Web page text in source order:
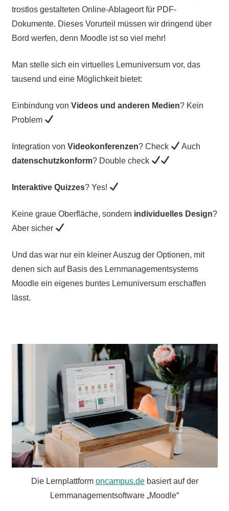
trostlos gestalteten Online-Ablageort für PDF-
Dokumente. Dieses Vorurteil müssen wir dringend über
Bord werfen, denn Moodle ist so viel mehr!
Man stelle sich ein virtuelles Lernuniversum vor, das
tausend und eine Möglichkeit bietet:
Einbindung von Videos und anderen Medien? Kein
Problem
Integration von Videokonferenzen? Check
Auch
datenschutzkonform? Double check
Interaktive Quizzes? Yes!
Keine graue Oberfläche, sondern individuelles Design?
Aber sicher
Und das war nur ein kleiner Auszug der Optionen, mit
denen sich auf Basis des Lernmanagementsystems
Moodle ein eigenes buntes Lernuniversum erschaffen
lässt.
Die Lernplattform oncampus.debasiert auf der
Lernmanagementsoftware „Moodle“